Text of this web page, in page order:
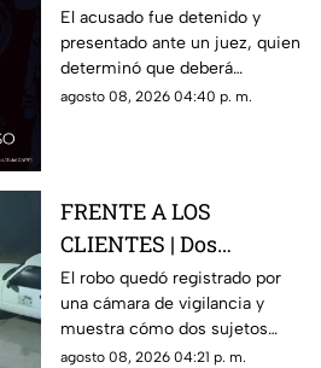
una casa en Santa Rosa
Jáuregui
El acusado fue detenido y
presentado ante un juez, quien
determinó que deberá
permanecer en prisión
agosto 08, 2026 04:40 p. m.
FRENTE A LOS
CLIENTES | Dos
hombres enc4ñonan a
conductor y se llevan
su camioneta
El robo quedó registrado por
una cámara de vigilancia y
muestra cómo dos sujetos
obligaron a un conductor y a
agosto 08, 2026 04:21 p. m.